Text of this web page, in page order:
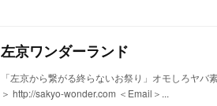
左京ワンダーランド
「左京から繋がる終らないお祭り」オモしろヤ
＞ http://sakyo-wonder.com ＜Email＞...